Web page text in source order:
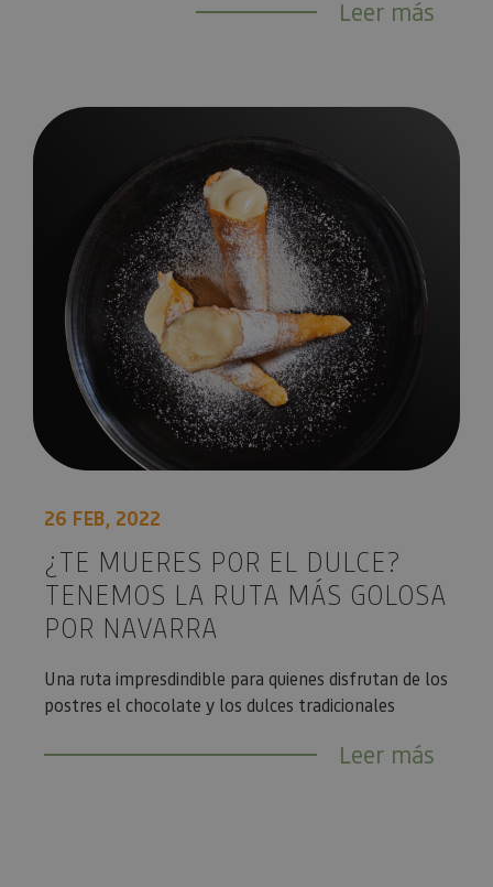
Leer más
¿Te mueres por el dulce? Tenemos la ruta más golosa por
26 FEB, 2022
¿TE MUERES POR EL DULCE?
TENEMOS LA RUTA MÁS GOLOSA
POR NAVARRA
Una ruta impresdindible para quienes disfrutan de los
postres el chocolate y los dulces tradicionales
Leer más